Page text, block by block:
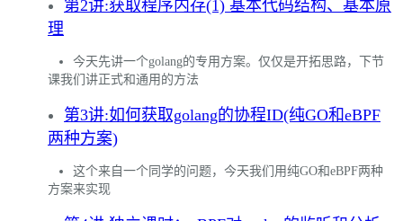
第2讲:获取程序内存(1) 基本代码结构、基本原
理
今天先讲一个golang的专用方案。仅仅是开拓思路，下节
课我们讲正式和通用的方法
第3讲:如何获取golang的协程ID(纯GO和eBPF
两种方案)
这个来自一个同学的问题，今天我们用纯GO和eBPF两种
方案来实现